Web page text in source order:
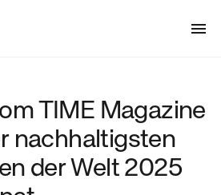
TIME Magazine
nachhaltigsten
der Welt 2025